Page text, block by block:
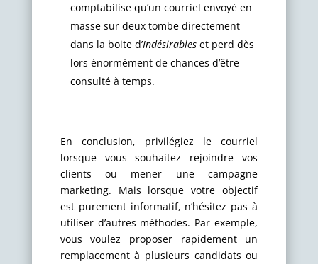
comptabilise qu’un courriel envoyé en
masse sur deux tombe directement
dans la boite d’Indésirableset perd dès
lors énormément de chances d’être
consulté à temps.
En conclusion, privilégiez le courriel
lorsque vous souhaitez rejoindre vos
clients ou mener une campagne
marketing. Mais lorsque votre objectif
est purement informatif, n’hésitez pas à
utiliser d’autres méthodes. Par exemple,
vous voulez proposer rapidement un
remplacement à plusieurs candidats ou